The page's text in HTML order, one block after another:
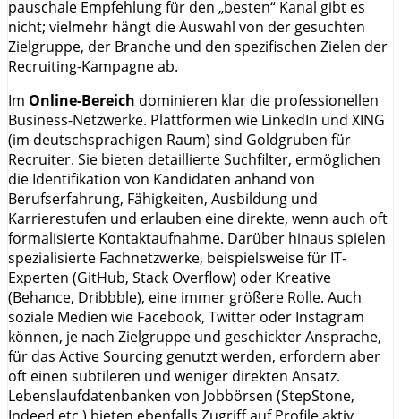
pauschale Empfehlung für den „besten“ Kanal gibt es
nicht; vielmehr hängt die Auswahl von der gesuchten
Zielgruppe, der Branche und den spezifischen Zielen der
Recruiting-Kampagne ab.
Im Online-Bereich dominieren klar die professionellen
Business-Netzwerke. Plattformen wie LinkedIn und XING
(im deutschsprachigen Raum) sind Goldgruben für
Recruiter. Sie bieten detaillierte Suchfilter, ermöglichen
die Identifikation von Kandidaten anhand von
Berufserfahrung, Fähigkeiten, Ausbildung und
Karrierestufen und erlauben eine direkte, wenn auch oft
formalisierte Kontaktaufnahme. Darüber hinaus spielen
spezialisierte Fachnetzwerke, beispielsweise für IT-
Experten (GitHub, Stack Overflow) oder Kreative
(Behance, Dribbble), eine immer größere Rolle. Auch
soziale Medien wie Facebook, Twitter oder Instagram
können, je nach Zielgruppe und geschickter Ansprache,
für das Active Sourcing genutzt werden, erfordern aber
oft einen subtileren und weniger direkten Ansatz.
Lebenslaufdatenbanken von Jobbörsen (StepStone,